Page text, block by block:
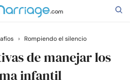
› Rompiendo el silencio
de manejar los
infantil